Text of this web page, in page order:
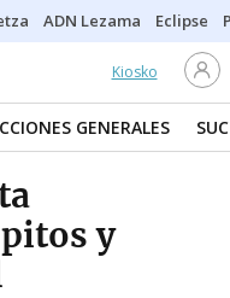
ADN Lezama Eclipse
Kiosko
GENERALES
y